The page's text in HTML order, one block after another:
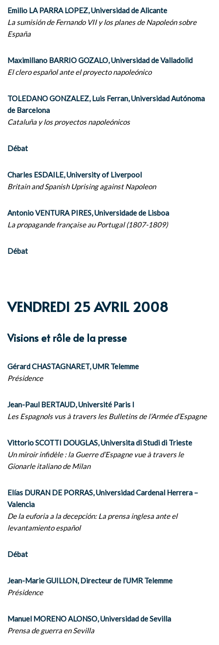
Emilio LA PARRA LOPEZ, Universidad de Alicante
La sumisión de Fernando VII y los planes de Napoleón sobre
España
Maximiliano BARRIO GOZALO, Universidad de Valladolid
El clero español ante el proyecto napoleónico
TOLEDANO GONZALEZ, Luis Ferran, Universidad Autónoma
de Barcelona
Cataluña y los proyectos napoleónicos
Débat
Charles ESDAILE, University of Liverpool
Britain and Spanish Uprising against Napoleon
Antonio VENTURA PIRES, Universidade de Lisboa
La propagande française au Portugal (1807-1809)
Débat
VENDREDI 25 AVRIL 2008
Visions et rôle de la presse
Gérard CHASTAGNARET, UMR Telemme
Présidence
Jean-Paul BERTAUD, Université Paris I
Les Espagnols vus à travers les Bulletins de l’Armée d’Espagne
Vittorio SCOTTI DOUGLAS, Universita di Studi di Trieste
Un miroir infidèle : la Guerre d’Espagne vue à travers le
Gionarle italiano de Milan
Elías DURAN DE PORRAS, Universidad Cardenal Herrera –
Valencia
De la euforia a la decepción: La prensa inglesa ante el
levantamiento español
Débat
Jean-Marie GUILLON, Directeur de l’UMR Telemme
Présidence
Manuel MORENO ALONSO, Universidad de Sevilla
Prensa de guerra en Sevilla